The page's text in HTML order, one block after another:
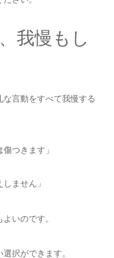
我慢もし
言動をすべて我慢する
つきます」
ません」
いのです。
択ができます。